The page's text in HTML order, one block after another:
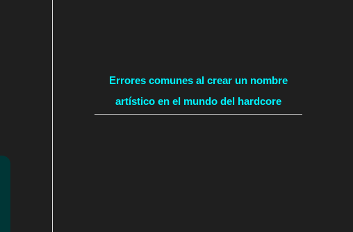
Errores comunes al crear un nombre
artístico en el mundo del hardcore